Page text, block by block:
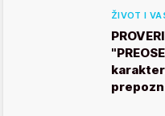
ŽIVOT I